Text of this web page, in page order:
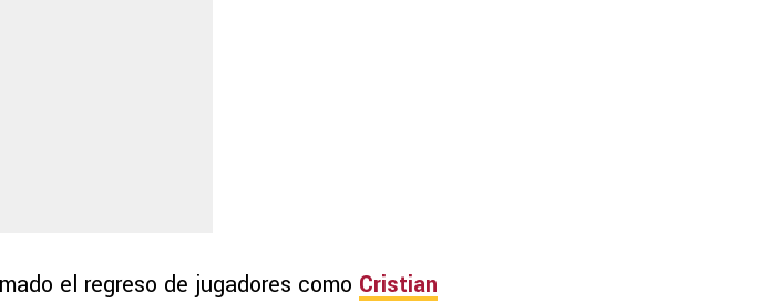
el regreso de jugadores como Cristian